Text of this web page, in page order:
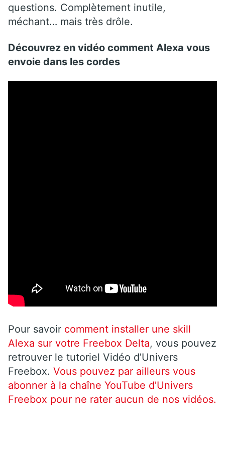
questions. Complètement inutile,
méchant… mais très drôle.
Découvrez en vidéo comment Alexa vous
envoie dans les cordes
Pour savoir comment installer une skill
Alexa sur votre Freebox Delta, vous pouvez
retrouver le tutoriel Vidéo d’Univers
Freebox. Vous pouvez par ailleurs vous
abonner à la chaîne YouTube d’Univers
Freebox pour ne rater aucun de nos vidéos.